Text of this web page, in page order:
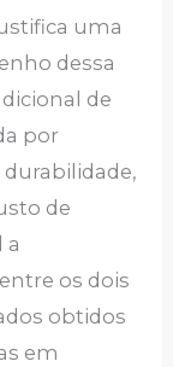
uma
dessa
de
por
de
a
os dois
obtidos
em